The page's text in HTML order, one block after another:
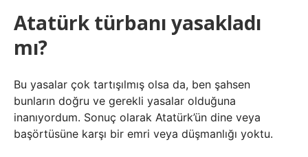
Atatürk türbanı yasakladı
mı?
Bu yasalar çok tartışılmış olsa da, ben şahsen
bunların doğru ve gerekli yasalar olduğuna
inanıyordum. Sonuç olarak Atatürk’ün dine veya
başörtüsüne karşı bir emri veya düşmanlığı yoktu.